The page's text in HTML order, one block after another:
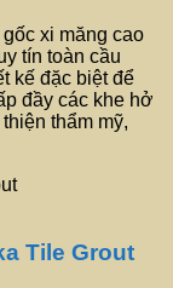
gốc xi măng cao
tín toàn cầu
kế đặc biệt để
đầy các khe hở
thẩm mỹ,
Tile Grout